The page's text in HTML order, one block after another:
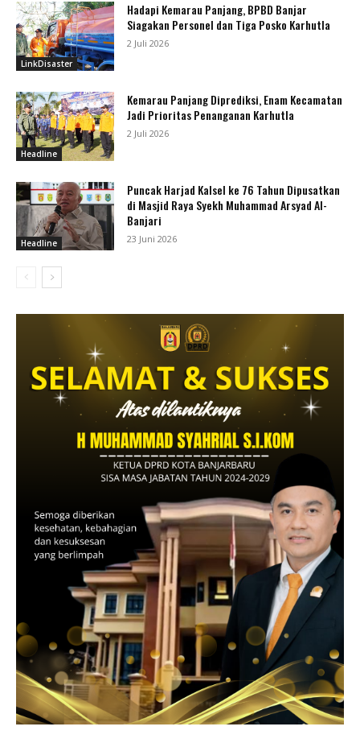
LinkDisaster
Hadapi Kemarau Panjang, BPBD Banjar
Siagakan Personel dan Tiga Posko Karhutla
2 Juli 2026
Headline
Kemarau Panjang Diprediksi, Enam Kecamatan
Jadi Prioritas Penanganan Karhutla
2 Juli 2026
Headline
Puncak Harjad Kalsel ke 76 Tahun Dipusatkan
di Masjid Raya Syekh Muhammad Arsyad Al-
Banjari
23 Juni 2026